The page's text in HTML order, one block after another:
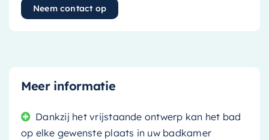
Neem contact op
Meer informatie
Dankzij het vrijstaande ontwerp kan het bad
op elke gewenste plaats in uw badkamer